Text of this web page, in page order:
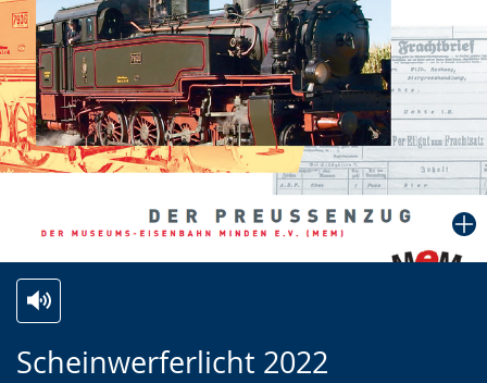
Scheinwerferlicht 2022
Leichten
Audio-
Video